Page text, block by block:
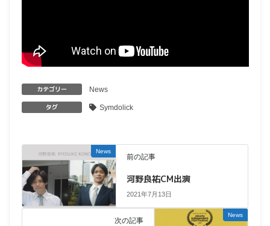
カテゴリー News
タグ Symdolick
News
前の記事
河野良祐CM出演
2021年7月13日
News
次の記事